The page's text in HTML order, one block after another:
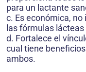
para un lactante
c. Es económica,
las fórmulas
d. Fortalece el
cual tiene
ambos.